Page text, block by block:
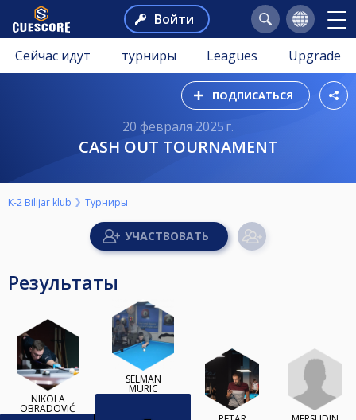
Войти
Сейчас идут турниры Leagues Upgrade
ПОДПИСАТЬСЯ
20 февраля 2025 г.
CASH OUT TOURNAMENT
K-2 Bilijar klub Турниры
Результаты
NIKOLA
OBRADOVIĆ
SELMAN
MURIC